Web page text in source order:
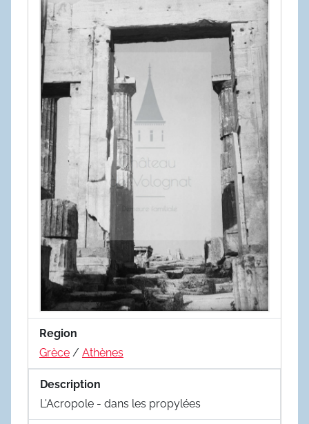
Region
Grèce / Athènes
Description
L'Acropole - dans les propylées